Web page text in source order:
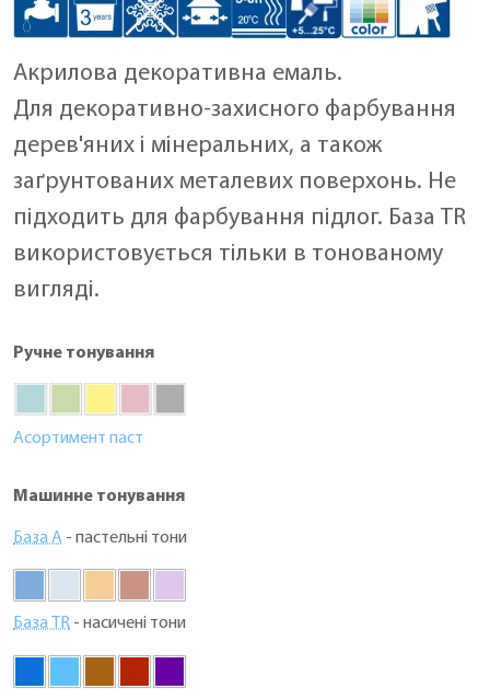
Акрилова декоративна емаль.
Для декоративно-захисного фарбування
дерев'яних і мінеральних, а також
заґрунтованих металевих поверхонь. Не
підходить для фарбування підлог. База TR
використовується тільки в тонованому
вигляді.
Ручне тонування
Асортимент паст
Машинне тонування
База А - пастельні тони
База TR - насичені тони